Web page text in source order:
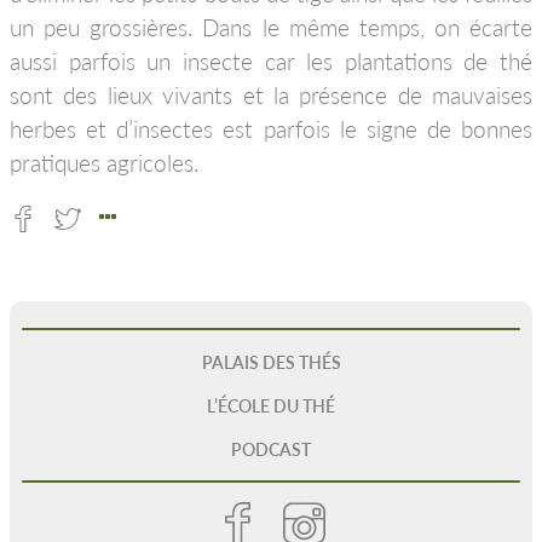
un peu grossières. Dans le même temps, on écarte
aussi parfois un insecte car les plantations de thé
sont des lieux vivants et la présence de mauvaises
herbes et d’insectes est parfois le signe de bonnes
pratiques agricoles.
PALAIS DES THÉS
L’ÉCOLE DU THÉ
PODCAST